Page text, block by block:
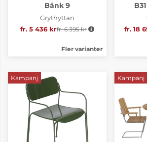
Bänk 9
Grythyttan
fr. 5 436 krOrdinarie pris:
fr. 6 395 kr
Fler varianter
fr. 18
Kampanj Kampanj